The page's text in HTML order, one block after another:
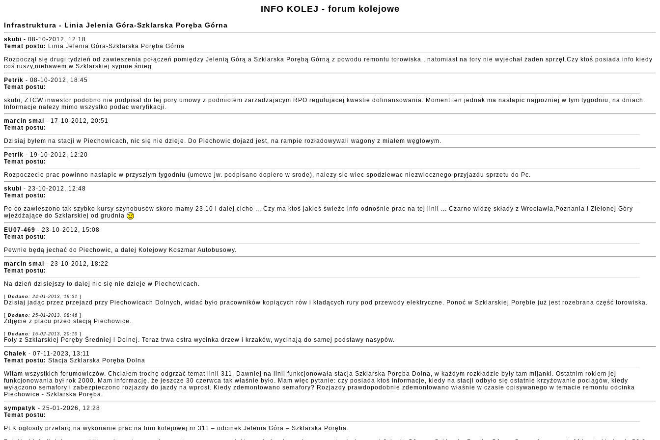
INFO KOLEJ - forum kolejowe
Infrastruktura - Linia Jelenia Góra-Szklarska Poręba Górna
skubi - 08-10-2012, 12:18
Temat postu: Linia Jelenia Góra-Szklarska Poręba Górna
Rozpoczął się drugi tydzień od zawieszenia połączeń pomiędzy Jelenią Górą a Szklarska Porębą Górną z powodu remontu torowiska , natomiast na tory nie wyjechał żaden sprzęt.Czy ktoś posiada info kiedy
coś ruszy,niebawem w Szklarskiej sypnie śnieg.
Petrik - 08-10-2012, 18:45
Temat postu:
skubi, ZTCW inwestor podobno nie podpisal do tej pory umowy z podmiotem zarzadzajacym RPO regulujacej kwestie dofinansowania. Moment ten jednak ma nastapic najpozniej w tym tygodniu, na dniach.
Informacje nalezy mimo wszystko podac weryfikacji.
marcin smal
- 17-10-2012, 20:51
Temat postu:
Dzisiaj byłem na stacji w Piechowicach, nic się nie dzieje. Do Piechowic dojazd jest, na rampie rozładowywali wagony z miałem węglowym.
Petrik - 19-10-2012, 12:20
Temat postu:
Rozpoczecie prac powinno nastapic w przyszlym tygodniu (umowe jw. podpisano dopiero w srode), nalezy sie wiec spodziewac niezwlocznego przyjazdu sprzetu do Pc.
skubi - 23-10-2012, 12:48
Temat postu:
Po co zawieszono tak szybko kursy szynobusów skoro mamy 23.10 i dalej cicho ... Czy ma ktoś jakieś świeże info odnośnie prac na tej linii ... Czarno widzę składy z Wrocławia,Poznania i Zielonej Góry
wjeżdżające do Szklarskiej od grudnia
EU07-469 - 23-10-2012, 15:08
Temat postu:
Pewnie będą jechać do Piechowic, a dalej Kolejowy Koszmar Autobusowy.
marcin smal
- 23-10-2012, 18:22
Temat postu:
Na dzień dzisiejszy to dalej nic się nie dzieje w Piechowicach.
[ Dodano: 24-01-2013, 19:31 ]
Dzisiaj jadąc przez przejazd przy Piechowicach Dolnych, widać było pracowników kopiących rów i kładących rury pod przewody elektryczne. Ponoć w Szklarskiej Porębie już jest rozebrana część torowiska.
[ Dodano: 25-01-2013, 08:46 ]
Zdjęcie z placu przed stacją Piechowice.
[ Dodano: 16-02-2013, 20:10 ]
Foty z Szklarskiej Poręby Średniej i Dolnej. Teraz trwa ostra wycinka drzew i krzaków, wycinają do samej podstawy nasypów.
Chalek - 07-11-2023, 13:11
Temat postu: Stacja Szklarska Poręba Dolna
Witam wszystkich forumowiczów. Chciałem trochę odgrzać temat linii 311. Dawniej na linii funkcjonowała stacja Szklarska Poręba Dolna, w każdym rozkładzie były tam mijanki. Ostatnim rokiem jej
funkcjonowania był rok 2000. Mam informację, że jeszcze 30 czerwca tak właśnie było. Mam więc pytanie: czy posiada ktoś informacje, kiedy na stacji odbyło się ostatnie krzyżowanie pociągów, kiedy
wyłączono semafory i zabezpieczono rozjazdy do jazdy na wprost. Kiedy zdemontowano semafory? Rozjazdy prawdopodobnie zdemontowano właśnie w czasie opisywanego w temacie remontu odcinka
Piechowice - Szklarska Poręba.
sympatyk - 25-01-2026, 12:28
Temat postu:
PLK ogłosiły przetarg na wykonanie prac na linii kolejowej nr 311 – odcinek Jelenia Góra – Szklarska Poręba.